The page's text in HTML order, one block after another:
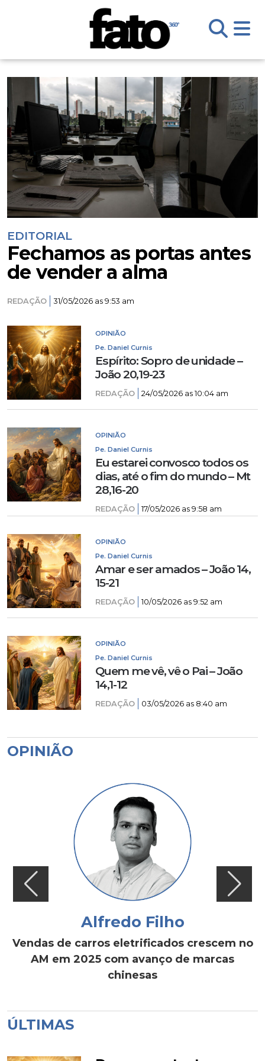
EDITORIAL
Fechamos as portas antes
de vender a alma
REDAÇÃO 31/05/2026 as 9:53 am
OPINIÃO
Pe. Daniel Curnis
Espírito: Sopro de unidade –
João 20,19-23
REDAÇÃO 24/05/2026 as 10:04 am
OPINIÃO
Pe. Daniel Curnis
Eu estarei convosco todos os
dias, até o fim do mundo – Mt
28,16-20
REDAÇÃO 17/05/2026 as 9:58 am
OPINIÃO
Pe. Daniel Curnis
Amar e ser amados – João 14,
15-21
REDAÇÃO 10/05/2026 as 9:52 am
OPINIÃO
Pe. Daniel Curnis
Quem me vê, vê o Pai – João
14,1-12
REDAÇÃO 03/05/2026 as 8:40 am
OPINIÃO
Alfredo Filho
Vendas de carros eletrificados crescem no
AM em 2025 com avanço de marcas
chinesas
ÚLTIMAS